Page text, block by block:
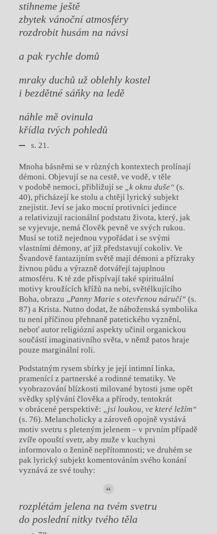
stihneme ještě
zbytek vánoční atmosféry
rozdrobit husám na návsi
a pak rychle domů
mraky duchů už oblehly kostel
i bezdětné sáňky na ledě
náhle mě ovinula
křídla tvých pohledů
s. 21.
Mnoha básněmi se v různých kontextech prolínají
démoni. Objevují se na cestě, ve vodě, v těle
v podobě nemoci, přibližují se „k oknu duše“(s.
40), přicházejí ke stolu a chtějí lyrický subjekt
znejistit. Jeví se jako mocní protivníci jedince
a relativizují racionální podstatu života, který, jak
se vyjevuje, nemá člověk pevně ve svých rukou.
Musí se totiž nejednou vypořádat i se svými
vlastními démony, ať již představují cokoliv. Ve
Švandově fantazijním světě mají démoni a přízraky
živnou půdu a výrazně dotvářejí tajuplnou
atmosféru. K té zde přispívají také spirituální
motivy kroužících křížů na nebi, světélkujícího
Boha, obrazu „Panny Marie s otevřenou náručí“(s.
87) a Krista. Nutno dodat, že náboženská symbolika
tu není příčinou přehnaně patetického vyznění,
neboť autor religiózní aspekty učinil organickou
součástí imaginativního světa, v němž patos hraje
pouze marginální roli.
Podstatným rysem sbírky je její intimní linka,
pramenící z partnerské a rodinné tematiky. Ve
vyobrazování blízkosti milované bytosti jsme opět
svědky splývání člověka a přírody, tentokrát
v obrácené perspektivě: „jsi loukou, ve které ležím“
(s. 76). Melancholicky a zároveň opojně vystává
motiv svetru s pleteným jelenem – v prvním případě
zvíře opouští svetr, aby muže v kuchyni
informovalo o ženině nepřítomnosti; ve druhém se
pak lyrický subjekt komentováním svého konání
vyznává ze své touhy:
rozplétám jelena na tvém svetru
do poslední nitky tvého těla